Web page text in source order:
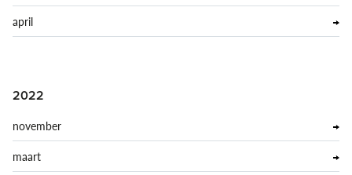
april
2022
november
maart